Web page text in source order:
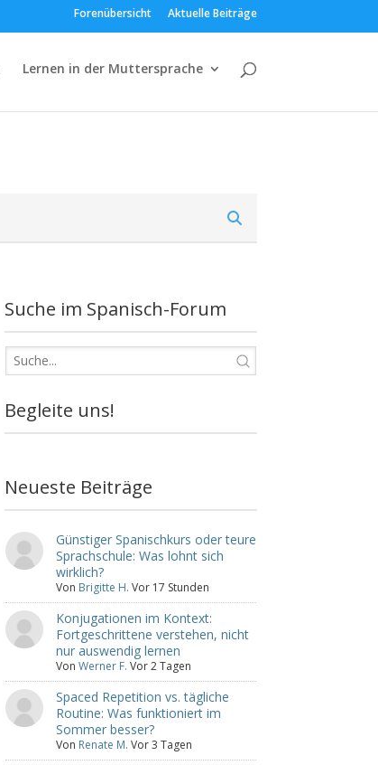
Forenübersicht Aktuelle Beiträge
Lernen in der Muttersprache
Suche im Spanisch-Forum
Begleite uns!
Neueste Beiträge
Günstiger Spanischkurs oder teure
Sprachschule: Was lohnt sich
wirklich?
Von Brigitte H. Vor 17 Stunden
Konjugationen im Kontext:
Fortgeschrittene verstehen, nicht
nur auswendig lernen
Von Werner F. Vor 2 Tagen
Spaced Repetition vs. tägliche
Routine: Was funktioniert im
Sommer besser?
Von Renate M. Vor 3 Tagen